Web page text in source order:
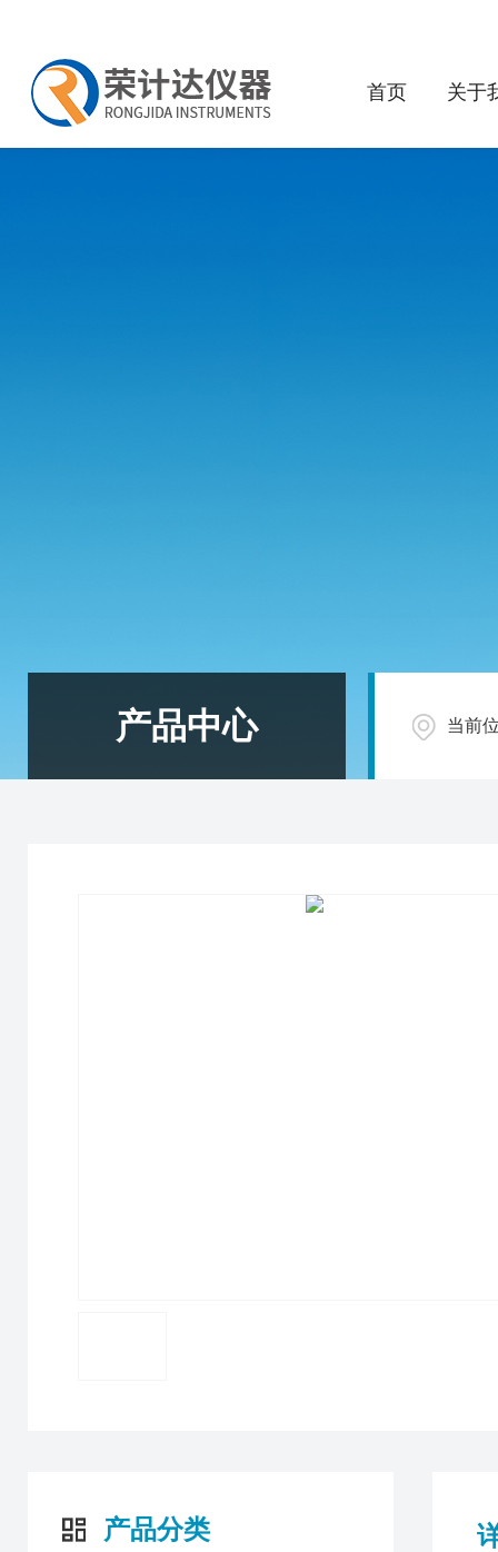
首页 关于
产品中心 当前
产品分类